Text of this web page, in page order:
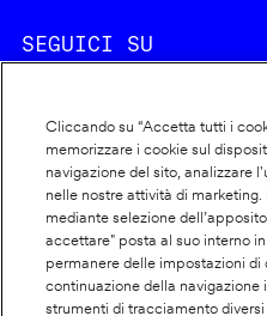
SEGUICI SU
Footer
info
Cookie policy
Dichiarazione di accessibilità
Privacy
Cliccando su “Accetta tutti i
memorizzare i cookie sul
navigazione del sito, analizzare
nelle nostre attività di marketing.
mediante selezione
accettare" posta al suo interno
permanere delle impostazioni di
continuazione della navigazione
strumenti di tracciamento diversi